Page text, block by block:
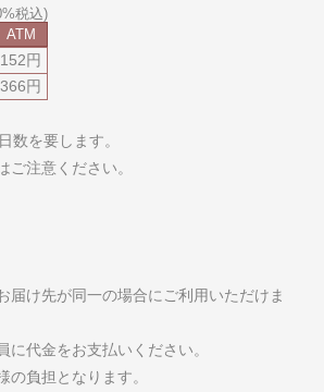
ATM
152円
366円
数を要します。
ご注意ください。
届け先が同一の場合にご利用いただけま
に代金をお支払いください。
の負担となります。